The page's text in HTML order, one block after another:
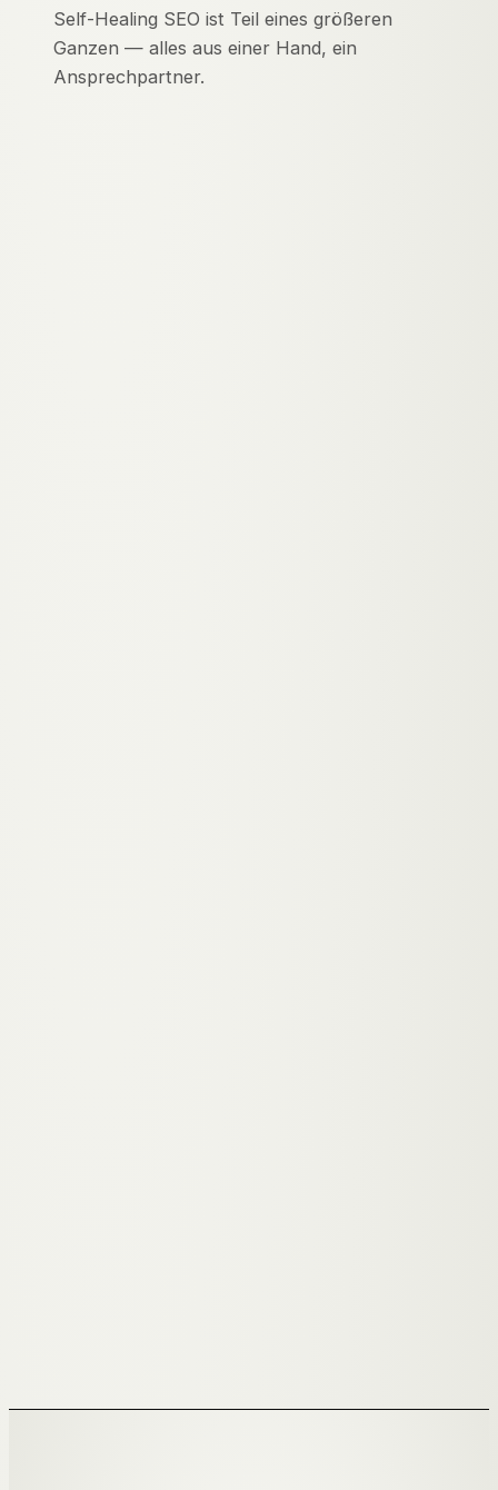
Self-Healing SEO ist Teil eines größeren
Ganzen — alles aus einer Hand, ein
Ansprechpartner.